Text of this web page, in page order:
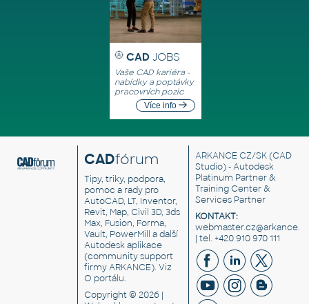
CAD JOBS
Vaše CAD kariéra -
nabídky a poptávky
pracovních pozic
Více info
CADfórum
Tipy, triky, podpora,
pomoc a rady pro
AutoCAD, LT, Inventor,
Revit, Map, Civil 3D, 3ds
Max, Fusion, Forma,
Vault, PowerMill a další
Autodesk aplikace
(community support
firmy ARKANCE). Viz
O portálu.
Copyright © 2026 |
ARKANCE CZ/SK(CAD
Studio) - Autodesk
Platinum Partner &
Training Center &
Services Partner
KONTAKT:
| tel. +420 910 970 111